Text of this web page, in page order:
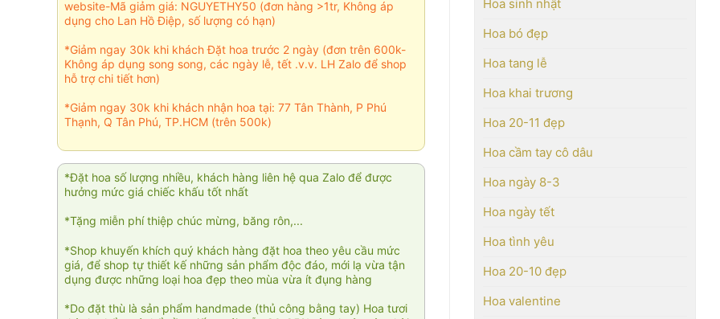
Hoa sinh nhật
Hoa bó đẹp
Hoa tang lễ
Hoa khai trương
Hoa 20-11 đẹp
Hoa cầm tay cô dâu
Hoa ngày 8-3
Hoa ngày tết
Hoa tình yêu
Hoa 20-10 đẹp
Hoa valentine
website-Mã giảm giá: NGUYETHY50 (đơn hàng >1tr, Không áp
dụng cho Lan Hồ Điệp, số lượng có hạn)
*Giảm ngay 30k khi khách Đặt hoa trước 2 ngày (đơn trên 600k-
Không áp dụng song song, các ngày lễ, tết .v.v. LH Zalo để shop
hỗ trợ chi tiết hơn)
*Giảm ngay 30k khi khách nhận hoa tại: 77 Tân Thành, P Phú
Thạnh, Q Tân Phú, TP.HCM (trên 500k)
*Đặt hoa số lượng nhiều, khách hàng liên hệ qua Zalo để được
hưởng mức giá chiếc khấu tốt nhất
*Tặng miễn phí thiệp chúc mừng, băng rôn,...
*Shop khuyến khích quý khách hàng đặt hoa theo yêu cầu mức
giá, để shop tự thiết kế những sản phẩm độc đáo, mới lạ vừa tận
dụng được những loại hoa đẹp theo mùa vừa ít đụng hàng
*Do đặt thù là sản phẩm handmade (thủ công bằng tay) Hoa tươi